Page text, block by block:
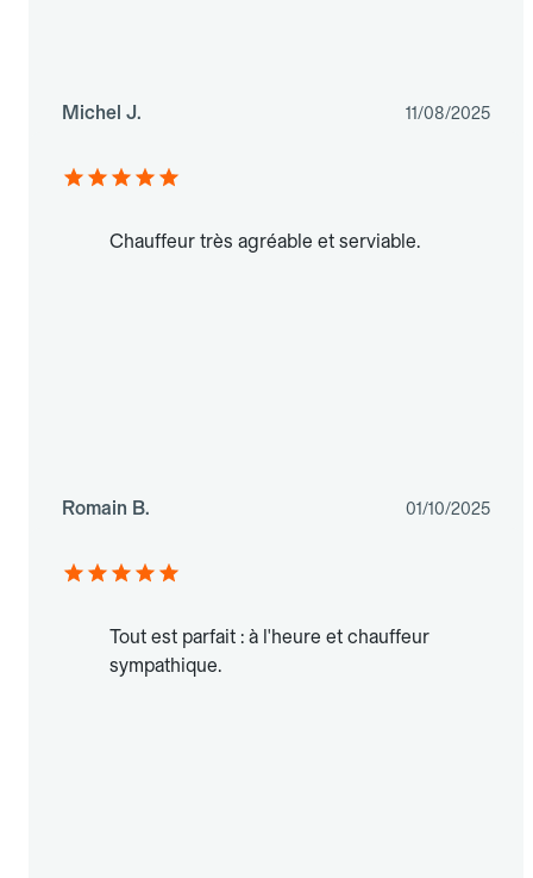
Michel J. 11/08/2025
Chauffeur très agréable et serviable.
Romain B. 01/10/2025
Tout est parfait : à l'heure et chauffeur
sympathique.